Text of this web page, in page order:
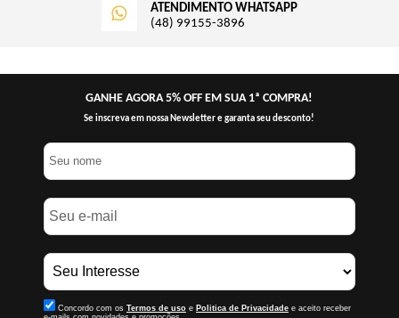
ATENDIMENTO WHATSAPP
(48) 99155-3896
GANHE AGORA 5% OFF EM SUA 1ª COMPRA!
Se inscreva em nossa Newsletter e garanta seu desconto!
Concordo com os Termos de uso e Politica de Privacidadee aceito receber